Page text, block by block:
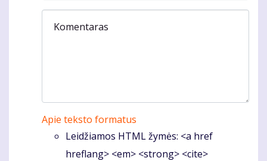
Komentaras
Apie teksto formatus
Leidžiamos HTML žymės: <a href
hreflang> <em> <strong> <cite>